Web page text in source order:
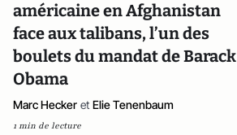
américaine en Afghanistan
face aux talibans, l’un des
boulets du mandat de Barack
Obama
Marc Hecker et Elie Tenenbaum
1 min de lecture